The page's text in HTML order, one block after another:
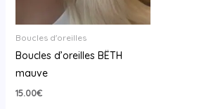
Boucles d'oreilles
Boucles d’oreilles BËTH
mauve
15.00€